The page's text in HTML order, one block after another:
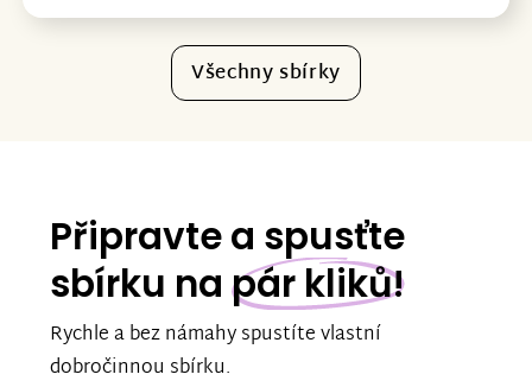
Všechny sbírky
Připravte a spusťte
sbírku na pár kliků!
Rychle a bez námahy spustíte vlastní
dobročinnou sbírku.